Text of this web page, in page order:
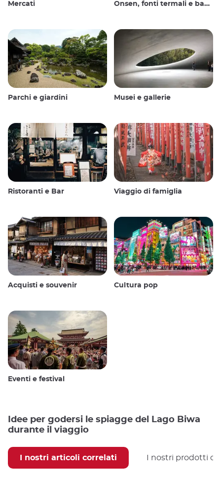
Mercati Onsen, fonti termali e bagni pubblici
Parchi e giardini Musei e gallerie
Ristoranti e Bar Viaggio di famiglia
Acquisti e souvenir Cultura pop
Eventi e festival
Idee per godersi le spiagge del Lago Biwa
durante il viaggio
I nostri articoli correlati I nostri prodotti